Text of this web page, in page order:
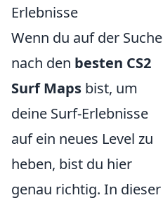
Erlebnisse
Wenn du auf der Suche
nach den besten CS2
Surf Maps bist, um
deine Surf-Erlebnisse
auf ein neues Level zu
heben, bist du hier
genau richtig. In dieser